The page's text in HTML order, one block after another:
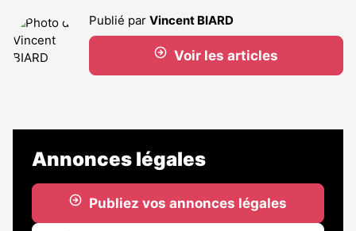
Publié par Vincent BIARD
Voir les articles
Annonces légales
Publiez vos annonces légales